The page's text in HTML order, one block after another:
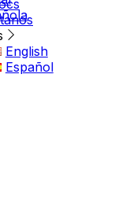
English
Español